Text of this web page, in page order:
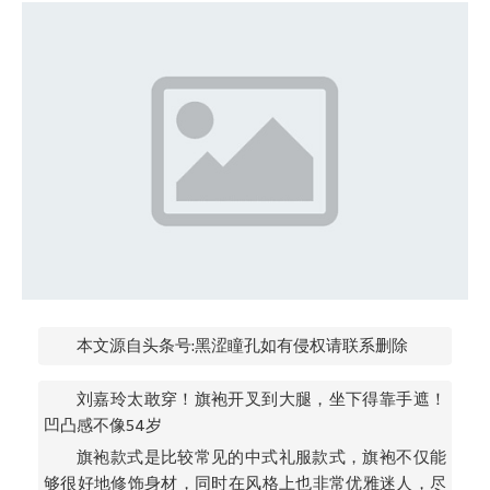
本文源自头条号:黑涩瞳孔如有侵权请联系删除
刘嘉玲太敢穿！旗袍开叉到大腿，坐下得靠手遮！
凹凸感不像54岁
旗袍款式是比较常见的中式礼服款式，旗袍不仅能
够很好地修饰身材，同时在风格上也非常优雅迷人，尽